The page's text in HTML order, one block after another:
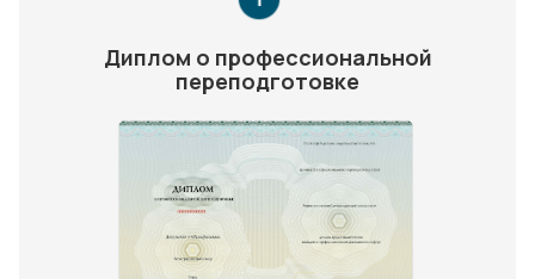
Диплом о профессиональной
переподготовке